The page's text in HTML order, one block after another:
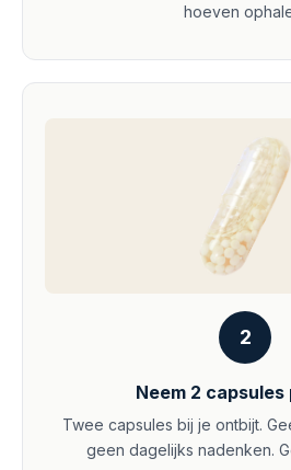
hoeven
2
Neem 2 capsules
Twee capsules bij je ontbijt.
geen dagelijks nadenken.